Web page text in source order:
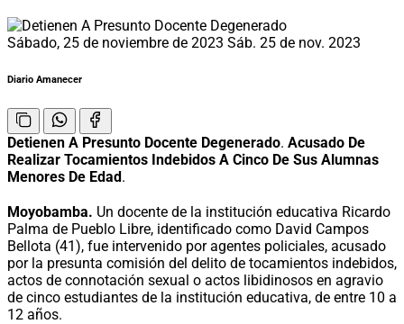
Sábado, 25 de noviembre de 2023 Sáb. 25 de nov. 2023
Diario Amanecer
Detienen A Presunto Docente Degenerado. Acusado De
Realizar Tocamientos Indebidos A Cinco De Sus Alumnas
Menores De Edad.
Moyobamba. Un docente de la institución educativa Ricardo
Palma de Pueblo Libre, identificado como David Campos
Bellota (41), fue intervenido por agentes policiales, acusado
por la presunta comisión del delito de tocamientos indebidos,
actos de connotación sexual o actos libidinosos en agravio
de cinco estudiantes de la institución educativa, de entre 10 a
12 años.